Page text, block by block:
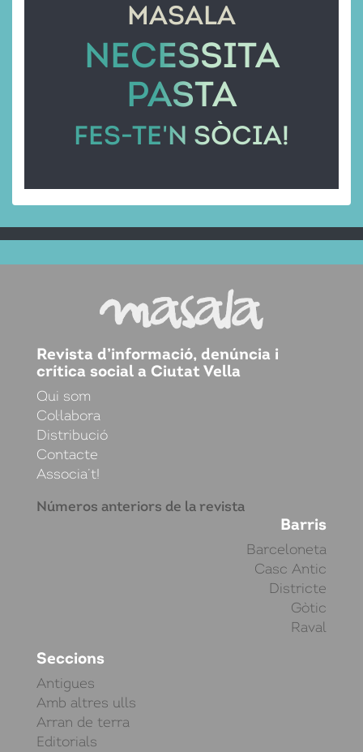
MASALA
NECESSITA
PASTA
FES-TE'N SÒCIA!
Revista d’informació, denúncia i
crítica social a Ciutat Vella
Qui som
Col·labora
Distribució
Contacte
Associa’t!
Números anteriors de la revista
Barris
Barceloneta
Casc Antic
Districte
Gòtic
Raval
Seccions
Antigues
Amb altres ulls
Arran de terra
Editorials